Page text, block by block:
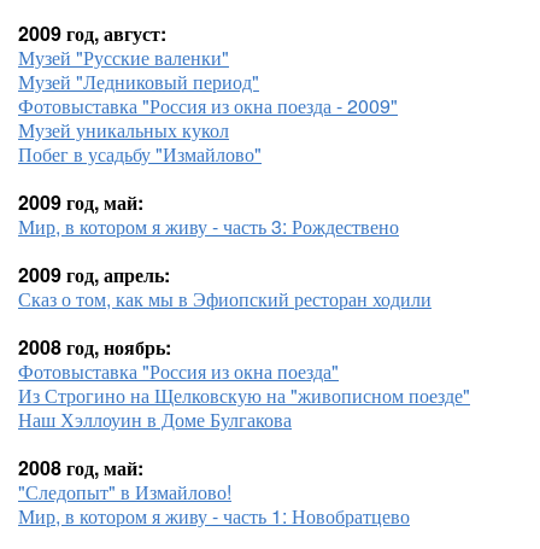
2009 год, август:
Музей "Русские валенки"
Музей "Ледниковый период"
Фотовыставка "Россия из окна поезда - 2009"
Музей уникальных кукол
Побег в усадьбу "Измайлово"
2009 год, май:
Мир, в котором я живу - часть 3: Рождествено
2009 год, апрель:
Сказ о том, как мы в Эфиопский ресторан ходили
2008 год, ноябрь:
Фотовыставка "Россия из окна поезда"
Из Строгино на Щелковскую на "живописном поезде"
Наш Хэллоуин в Доме Булгакова
2008 год, май:
"Следопыт" в Измайлово!
Мир, в котором я живу - часть 1: Новобратцево